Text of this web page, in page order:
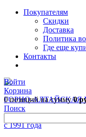
Покупателям
Скидки
Доставка
Политика
Где еще
Контакты
Войти
Корзина
0 позицийна сумму0
Поиск
ГОРНО-АЛТАЙСКАЯ
работаем
с 1991 года